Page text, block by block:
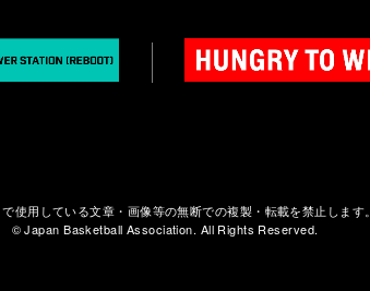
使用している文章・画像等の無断での複製・転載を禁止します。
© Japan Basketball Association. All Rights Reserved.